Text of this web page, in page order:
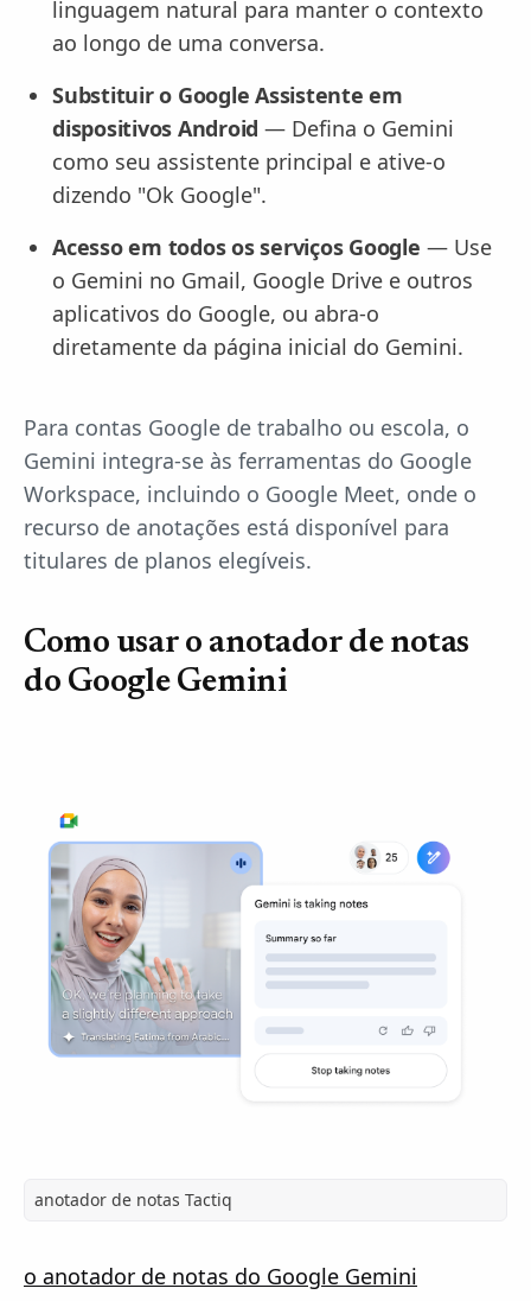
linguagem natural para manter o contexto
ao longo de uma conversa.
Substituir o Google Assistente em
dispositivos Android — Defina o Gemini
como seu assistente principal e ative-o
dizendo "Ok Google".
Acesso em todos os serviços Google — Use
o Gemini no Gmail, Google Drive e outros
aplicativos do Google, ou abra-o
diretamente da página inicial do Gemini.
Para contas Google de trabalho ou escola, o
Gemini integra-se às ferramentas do Google
Workspace, incluindo o Google Meet, onde o
recurso de anotações está disponível para
titulares de planos elegíveis.
Como usar o anotador de notas
do Google Gemini
anotador de notas Tactiq
o anotador de notas do Google Gemini